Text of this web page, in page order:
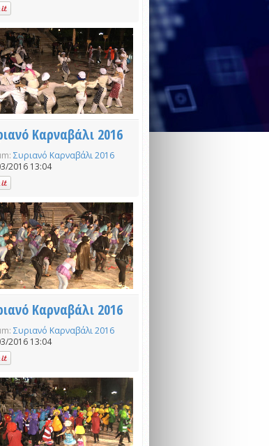
Καρναβάλι 2016
Συριανό Καρναβάλι 2016
2016 13:04
Καρναβάλι 2016
Συριανό Καρναβάλι 2016
2016 13:04